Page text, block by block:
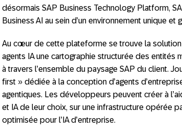
désormais SAP Business Technology Platform,
Business AI au sein d’un environnement unique et
Au cœur de cette plateforme se trouve la
agents IA une cartographie structurée des
à travers l’ensemble du paysage SAP du client.
first » dédiée à la conception d’agents
agentiques. Les développeurs peuvent créer à
et IA de leur choix, sur une infrastructure opérée
optimisée pour l’IA d’entreprise.